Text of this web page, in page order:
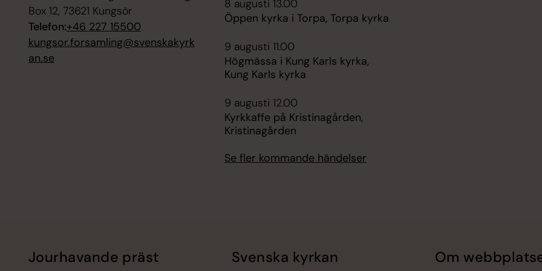
Box 12, 73621 Kungsör
Telefon:+46 227 15500
kungsor.forsamling@svenskakyrk
an.se
8 augusti 13.00
Öppen kyrka i Torpa, Torpa kyrka
9 augusti 11.00
Högmässa i Kung Karls kyrka,
Kung Karls kyrka
9 augusti 12.00
Kyrkkaffe på Kristinagården,
Kristinagården
Se fler kommande händelser
Jourhavande präst Svenska kyrkan Om